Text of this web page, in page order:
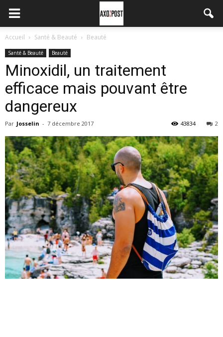
Accueil Santé & Beauté Beauté
Santé & Beauté Beauté
Minoxidil, un traitement
efficace mais pouvant être
dangereux
Par Josselin - 7 décembre 2017 2
43834